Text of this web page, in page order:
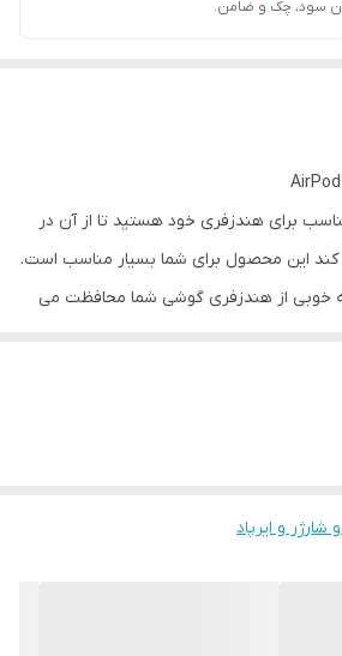
برای هندزفری خود هستید تا از آن در
این محصول برای شما بسیار مناسب است.
به خوبی از هندزفری گوشی شما محافظت می
استفاده کنید. این محافظ دارای جنس
دادن هندزفری در این کیف محافظ خیالتان از
شارژر و ایرپاد